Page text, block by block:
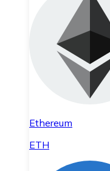
Ethereum
ETH